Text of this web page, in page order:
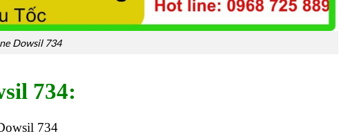
Dowsil 734
734:
734